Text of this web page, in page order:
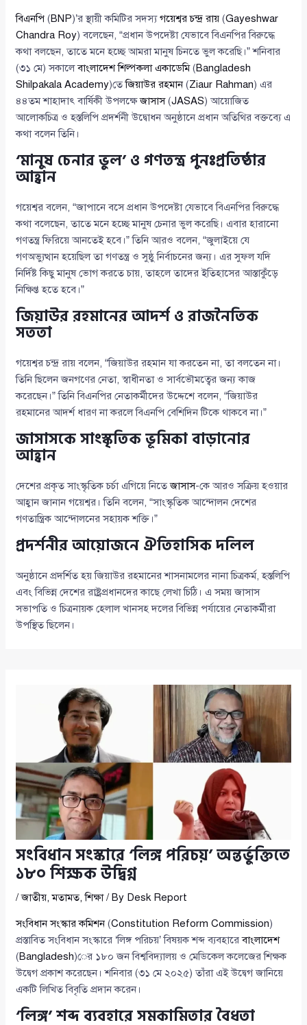
বিএনপি (BNP)’র স্থায়ী কমিটির সদস্যগয়েশ্বর চন্দ্র রায় (Gayeshwar
Chandra Roy) বলেছেন, “প্রধান উপদেষ্টা যেভাবে বিএনপির বিরুদ্ধে
কথা বলছেন, তাতে মনে হচ্ছে আমরা মানুষ চিনতে ভুল করেছি।” শনিবার
(৩১ মে) সকালেবাংলাদেশ শিল্পকলা একাডেমি(Bangladesh
Shilpakala Academy)তেজিয়াউর রহমান(Ziaur Rahman) এর
৪৪তম শাহাদাৎ বার্ষিকী উপলক্ষেজাসাস(JASAS) আয়োজিত
আলোকচিত্র ও হস্তলিপি প্রদর্শনী উদ্বোধন অনুষ্ঠানে প্রধান অতিথির বক্তব্যে এ
কথা বলেন তিনি।
‘মানুষ চেনার ভুল’ ও গণতন্ত্র পুনঃপ্রতিষ্ঠার
আহ্বান
গয়েশ্বর বলেন, “জাপানে বসে প্রধান উপদেষ্টা যেভাবে বিএনপির বিরুদ্ধে
কথা বলেছেন, তাতে মনে হচ্ছে মানুষ চেনার ভুল করেছি। এবার হারানো
গণতন্ত্র ফিরিয়ে আনতেই হবে।” তিনি আরও বলেন, “জুলাইয়ে যে
গণঅভ্যুত্থান হয়েছিল তা গণতন্ত্র ও সুষ্ঠু নির্বাচনের জন্য। এর সুফল যদি
নির্দিষ্ট কিছু মানুষ ভোগ করতে চায়, তাহলে তাদের ইতিহাসের আস্তাকুঁড়ে
নিক্ষিপ্ত হতে হবে।”
জিয়াউর রহমানের আদর্শ ও রাজনৈতিক
সততা
গয়েশ্বর চন্দ্র রায় বলেন, “জিয়াউর রহমান যা করতেন না, তা বলতেন না।
তিনি ছিলেন জনগণের নেতা, স্বাধীনতা ও সার্বভৌমত্বের জন্য কাজ
করেছেন।” তিনি বিএনপির নেতাকর্মীদের উদ্দেশে বলেন, “জিয়াউর
রহমানের আদর্শ ধারণ না করলে বিএনপি বেশিদিন টিকে থাকবে না।”
জাসাসকে সাংস্কৃতিক ভূমিকা বাড়ানোর
আহ্বান
দেশের প্রকৃত সাংস্কৃতিক চর্চা এগিয়ে নিতেজাসাস-কে আরও সক্রিয় হওয়ার
আহ্বান জানান গয়েশ্বর। তিনি বলেন, “সাংস্কৃতিক আন্দোলন দেশের
গণতান্ত্রিক আন্দোলনের সহায়ক শক্তি।”
প্রদর্শনীর আয়োজনে ঐতিহাসিক দলিল
অনুষ্ঠানে প্রদর্শিত হয় জিয়াউর রহমানের শাসনামলের নানা চিত্রকর্ম, হস্তলিপি
এবং বিভিন্ন দেশের রাষ্ট্রপ্রধানদের কাছে লেখা চিঠি। এ সময় জাসাস
সভাপতি ও চিত্রনায়ক হেলাল খানসহ দলের বিভিন্ন পর্যায়ের নেতাকর্মীরা
উপস্থিত ছিলেন।
সংবিধান সংস্কারে ‘লিঙ্গ পরিচয়’ অন্তর্ভুক্তিতে
১৮০ শিক্ষক উদ্বিগ্ন
/জাতীয়,মতামত,শিক্ষা/ By Desk Report
সংবিধান সংস্কার কমিশন(Constitution Reform Commission)
প্রস্তাবিত সংবিধান সংস্কারে ‘লিঙ্গ পরিচয়’ বিষয়ক শব্দ ব্যবহারেবাংলাদেশ
(Bangladesh)ের ১৮০ জন বিশ্ববিদ্যালয় ও মেডিকেল কলেজের শিক্ষক
উদ্বেগ প্রকাশ করেছেন। শনিবার (৩১ মে ২০২৫) তাঁরা এই উদ্বেগ জানিয়ে
একটি লিখিত বিবৃতি প্রদান করেন।
‘লিঙ্গ’ শব্দ ব্যবহারে সমকামিতার বৈধতা